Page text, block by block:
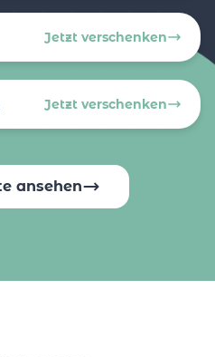
Jetzt verschenken
Jetzt verschenken
ansehen